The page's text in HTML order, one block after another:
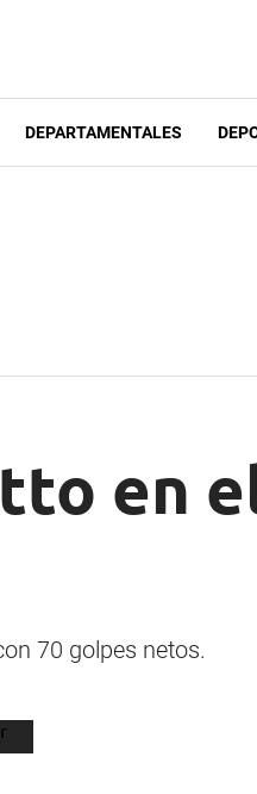
DEPARTAMENTALES
en
70 golpes netos.